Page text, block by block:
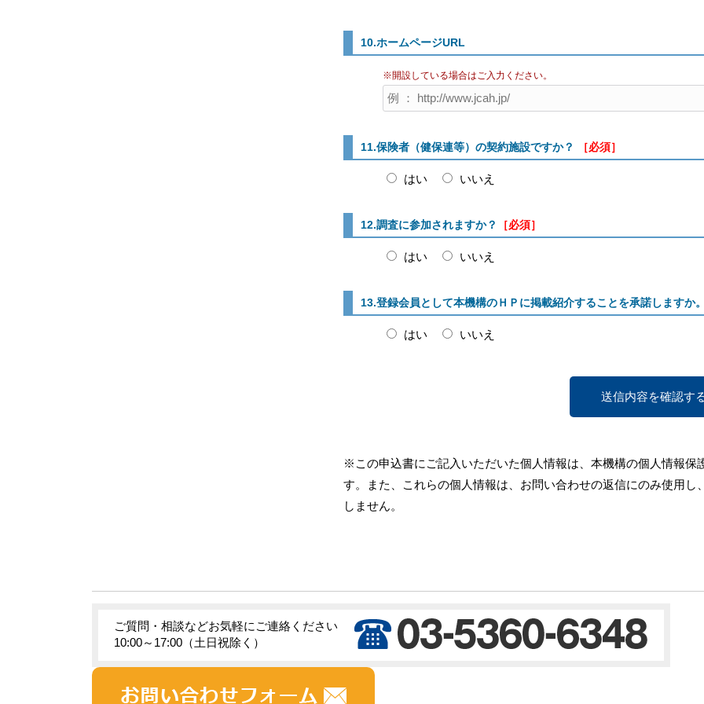
10.ホームページURL
※開設している場合はご入力ください。
11.保険者（健保連等）の契約施設ですか？ ［必須］
はい いいえ
12.調査に参加されますか？ ［必須］
はい いいえ
13.登録会員として本機構のＨＰに掲載紹介することを承諾しますか。
はい いいえ
※この申込書にご記入いただいた個人情報は、本機構の個人情報保
す。また、これらの個人情報は、お問い合わせの返信にのみ使用
しません。
ご質問・相談などお気軽にご連絡ください
10:00～17:00（土日祝除く）